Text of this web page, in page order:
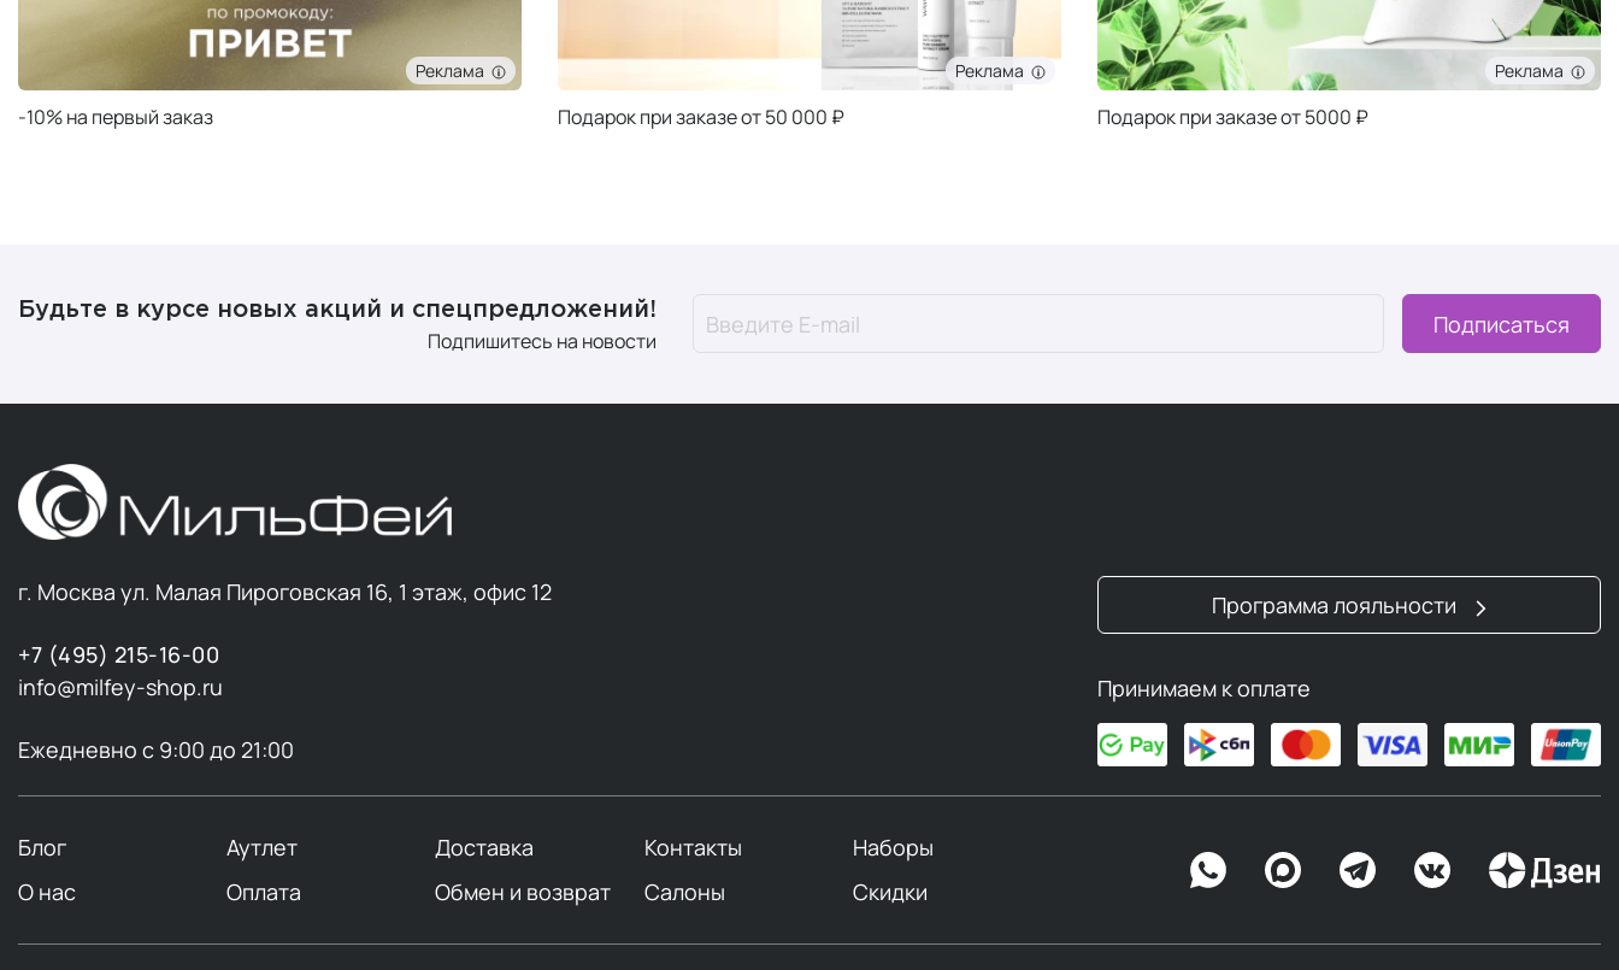
Реклама
Подарок при заказе от 50 000 ₽
Реклама
Подарок при заказе от 5000 ₽
Будьте в курсе новых акций и спецпредложений!
Подпишитесь на новости
Подписаться
г. Москва ул. Малая Пироговская 16, 1 этаж, офис 12
+7 (495) 215-16-00
info@milfey-shop.ru
Ежедневно с 9:00 до 21:00
Программа лояльности
Принимаем к оплате
Блог Аутлет Доставка Контакты
Наборы
О нас
Оплата Обмен и возврат Салоны Скидки